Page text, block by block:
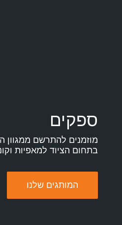
ספקים
מוזמנים להתרשם ממגוון
בתחום הציוד למאפיות
המותגים שלנו